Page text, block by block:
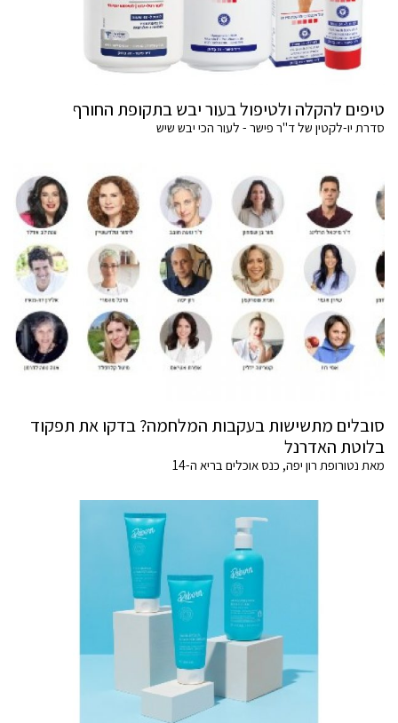
טיפים להקלה ולטיפול בעור יבש בתקופת החורף
סדרת יו-לקטין של ד"ר פישר - לעור הכי יבש שיש
סובלים מתשישות בעקבות המלחמה? בדקו את תפקוד
בלוטת האדרנל
מאת נטורופת רון יפה, כנס אוכלים בריא ה-14